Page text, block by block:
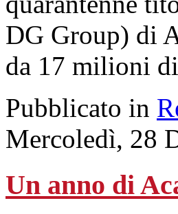
DG Group) di
da 17 milioni
Pubblicato in
Mercoledì, 28
Un anno di